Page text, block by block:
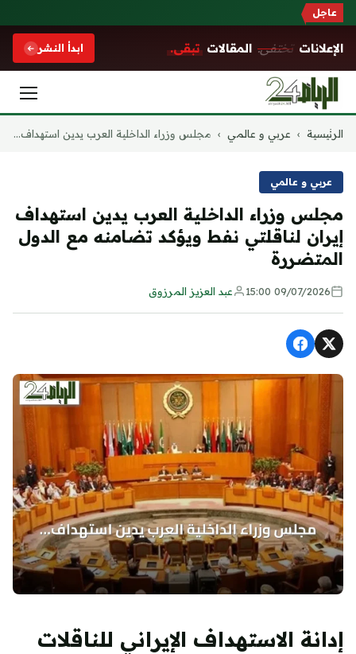
عاجل
الإعلانات تختفي. المقالات تبقى. ابدأ النشر
التجاوز
الرئيسية › عربي و عالمي › مجلس وزراء الداخلية العرب يدين استهداف...
عربي و عالمي
مجلس وزراء الداخلية العرب يدين استهداف
إيران لناقلتي نفط ويؤكد تضامنه مع الدول
المتضررة
09/07/2026 15:00 عبد العزيز المرزوق
إدانة الاستهداف الإيراني للناقلات